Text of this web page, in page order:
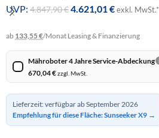
UVP: 4.847,90€4.621,01 €exkl. MwSt.*
ab 133,55 €/Monat Leasing & Finanzierung
Mähroboter 4 Jahre Service-Abdeckung
670,04€zzgl. MwSt.
Lieferzeit: verfügbar ab September 2026
Empfehlung für diese Fläche: Sunseeker X9 →